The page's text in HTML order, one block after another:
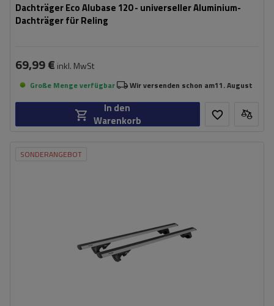
Dachträger Eco Alubase 120 - universeller Aluminium-
Dachträger für Reling
69,99 € inkl. MwSt
Große Menge verfügbar Wir versenden schon am11. August
In den
Warenkorb
SONDERANGEBOT